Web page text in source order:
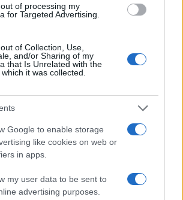
of processing my
for Targeted Advertising.
of Collection, Use,
and/or Sharing of my
that Is Unrelated with the
it was collected.
Google to enable storage
like cookies on web or
in apps.
my user data to be sent to
advertising purposes.
non l’ho chiamato
fatto , perché
sono un’osservazione
naturalmente, c’è una
inclusi molti studiosi del
con quanto appena detto,
detto che la circostanza non
davanti ai fatti?